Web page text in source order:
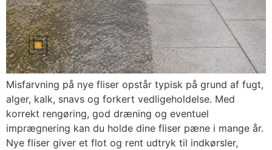
Misfarvning på nye fliser opstår typisk på grund af fugt,
alger, kalk, snavs og forkert vedligeholdelse. Med
korrekt rengøring, god dræning og eventuel
imprægnering kan du holde dine fliser pæne i mange år.
Nye fliser giver et flot og rent udtryk til indkørsler,